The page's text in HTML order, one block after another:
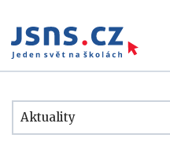
Aktuality